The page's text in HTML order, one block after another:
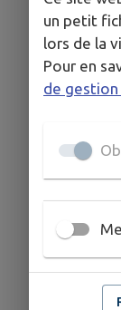
un petit
lors de la
Pour en
de